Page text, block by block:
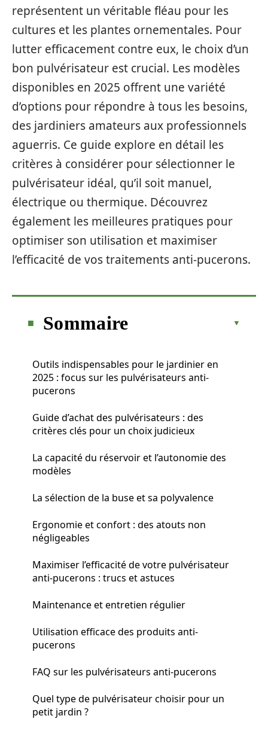
représentent un véritable fléau pour les
cultures et les plantes ornementales. Pour
lutter efficacement contre eux, le choix d’un
bon pulvérisateur est crucial. Les modèles
disponibles en 2025 offrent une variété
d’options pour répondre à tous les besoins,
des jardiniers amateurs aux professionnels
aguerris. Ce guide explore en détail les
critères à considérer pour sélectionner le
pulvérisateur idéal, qu’il soit manuel,
électrique ou thermique. Découvrez
également les meilleures pratiques pour
optimiser son utilisation et maximiser
l’efficacité de vos traitements anti-pucerons.
Sommaire
Outils indispensables pour le jardinier en
2025 : focus sur les pulvérisateurs anti-
pucerons
Guide d’achat des pulvérisateurs : des
critères clés pour un choix judicieux
La capacité du réservoir et l’autonomie des
modèles
La sélection de la buse et sa polyvalence
Ergonomie et confort : des atouts non
négligeables
Maximiser l’efficacité de votre pulvérisateur
anti-pucerons : trucs et astuces
Maintenance et entretien régulier
Utilisation efficace des produits anti-
pucerons
FAQ sur les pulvérisateurs anti-pucerons
Quel type de pulvérisateur choisir pour un
petit jardin ?